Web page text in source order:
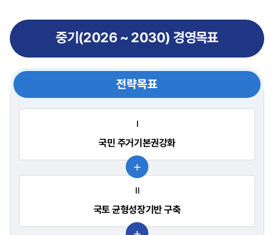
중기(2026 ~ 2030) 경영목표
전략목표
Ⅰ
국민 주거기본권강화
Ⅱ
국토 균형성장기반 구축